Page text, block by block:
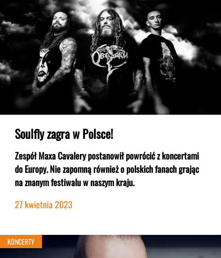
Soulfly zagra w Polsce!
Zespół Maxa Cavalery postanowił powrócić z koncertami
do Europy. Nie zapomną również o polskich fanach grając
na znanym festiwalu w naszym kraju.
27 kwietnia 2023
KONCERTY